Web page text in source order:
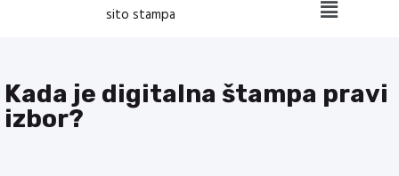
Kada je digitalna štampa pravi
izbor?